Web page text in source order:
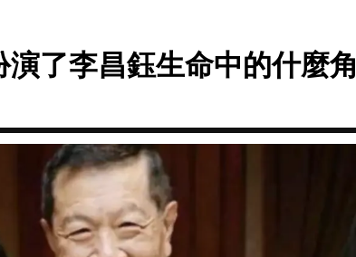
了李昌鈺生命中的什麼角